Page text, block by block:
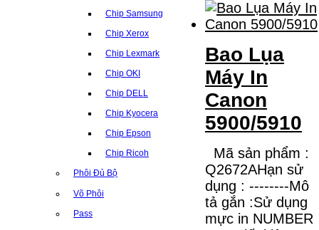
Chip Samsung
Chip Xerox
Chip Lexmark
Chip OKI
Chip DELL
Chip Kyocera
Chip Epson
Chip Ricoh
Phôi Đủ Bộ
Võ Phôi
Pass
Bao Lụa
Máy In
Canon
5900/5910
Mã sản phẩm :
Q2672AHạn sử
dụng : --------Mô
tả gắn :Sử dụng
mực in NUMBER